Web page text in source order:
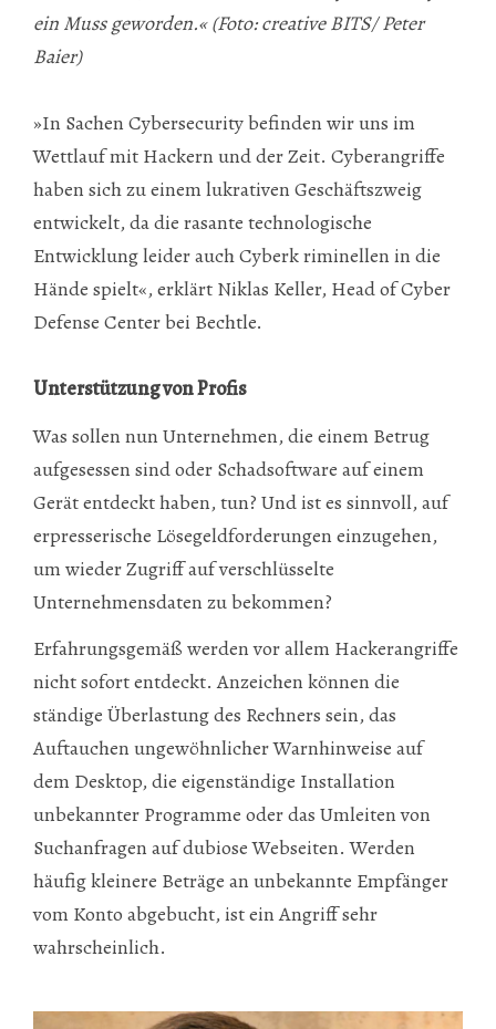
ein Muss geworden.« (Foto: creative BITS/ Peter
Baier)
»In Sachen Cybersecurity befinden wir uns im
Wettlauf mit Hackern und der Zeit. Cyberangriffe
haben sich zu einem lukrativen Geschäftszweig
entwickelt, da die rasante technologische
Entwicklung leider auch Cyberk riminellen in die
Hände spielt«, erklärt Niklas Keller, Head of Cyber
Defense Center bei Bechtle.
Unterstützung von Profis
Was sollen nun Unternehmen, die einem Betrug
aufgesessen sind oder Schadsoftware auf einem
Gerät entdeckt haben, tun? Und ist es sinnvoll, auf
erpresserische Lösegeldforderungen einzugehen,
um wieder Zugriff auf verschlüsselte
Unternehmensdaten zu bekommen?
Erfahrungsgemäß werden vor allem Hackerangriffe
nicht sofort entdeckt. Anzeichen können die
ständige Überlastung des Rechners sein, das
Auftauchen ungewöhnlicher Warnhinweise auf
dem Desktop, die eigenständige Installation
unbekannter Programme oder das Umleiten von
Suchanfragen auf dubiose Webseiten. Werden
häufig kleinere Beträge an unbekannte Empfänger
vom Konto abgebucht, ist ein Angriff sehr
wahrscheinlich.